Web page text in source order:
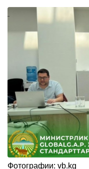
Фотографии: vb.kg